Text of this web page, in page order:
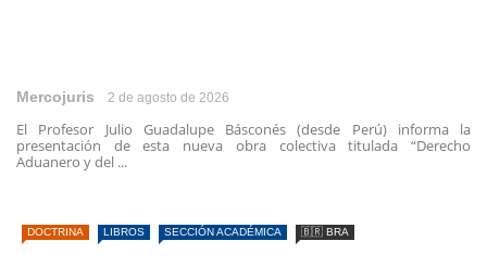
Mercojuris 2 de agosto de 2026
El Profesor Julio Guadalupe Básconés (desde Perú) informa la
presentación de esta nueva obra colectiva titulada “Derecho
Aduanero y del ...
DOCTRINA LIBROS SECCIÓN ACADÉMICA 🇧🇷 BRA